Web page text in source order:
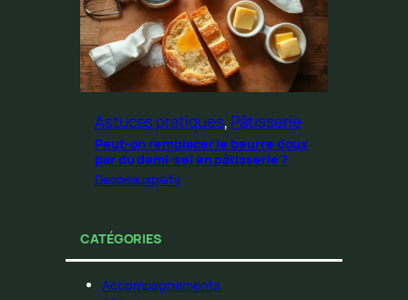
Astuces pratiques, Pâtisserie
Peut-on remplacer le beurre doux
par du demi-sel en pâtisserie ?
Desbeauxplats
CATÉGORIES
Accompagnements